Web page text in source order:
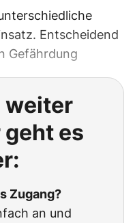
Entscheidend
Gefährdung
weiter
geht es
Zugang?
an und